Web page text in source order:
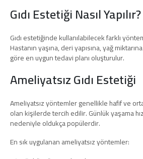
Gıdı Estetiği Nasıl Yapılır?
Gıdı estetiğinde kullanılabilecek farklı
Hastanın yaşına, deri yapısına, yağ
göre en uygun tedavi planı oluşturulur.
Ameliyatsız Gıdı Estetiği
Ameliyatsız yöntemler genellikle hafif ve
olan kişilerde tercih edilir. Günlük yaşama
nedeniyle oldukça popülerdir.
En sık uygulanan ameliyatsız yöntemler: